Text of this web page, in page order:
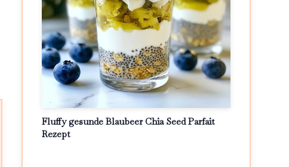
Fluffy gesunde Blaubeer Chia Seed Parfait
Rezept